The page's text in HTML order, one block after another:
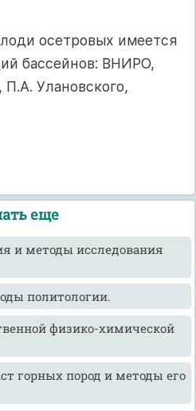
осетровых имеется
бассейнов: ВНИРО,
Улановского,
еще
и методы исследования
политологии.
физико-химической
горных пород и методы его